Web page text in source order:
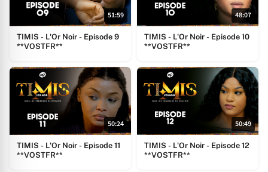
51:59
TIMIS - L'Or Noir - Episode 9
**VOSTFR**
48:07
TIMIS - L'Or Noir - Episode 10
**VOSTFR**
50:24
TIMIS - L'Or Noir - Episode 11
**VOSTFR**
50:49
TIMIS - L'Or Noir - Episode 12
**VOSTFR**